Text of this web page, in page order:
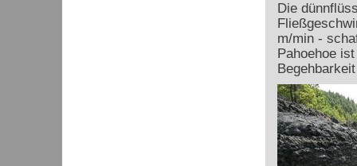
Die
m/min -
Pahoehoe